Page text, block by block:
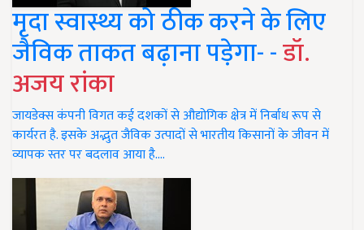
मृदा स्वास्थ्य को ठीक करने के लिए
जैविक ताकत बढ़ाना पड़ेगा- -डॉ.
अजय रांका
जायडेक्स कंपनी विगत कई दशकों से औद्योगिक क्षेत्र में निर्बाध रूप से
कार्यरत है. इसके अद्भुत जैविक उत्पादों से भारतीय किसानों के जीवन में
व्यापक स्तर पर बदलाव आया है.…